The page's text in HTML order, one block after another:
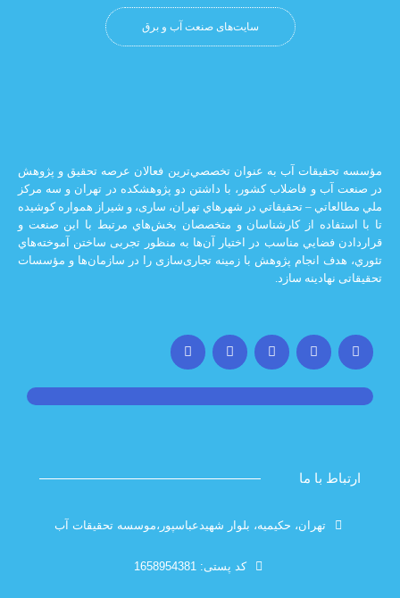
سایت‌های صنعت آب و برق
آب به عنوان تخصصي‌ترين فعالان عرصه تحقيق و پژوهش
و فاضلاب كشور، با داشتن دو پژوهشكده در تهران و سه مركز
– تحقيقاتي در شهرهاي تهران،‌ ساری، و شيراز‌ همواره كوشيده
از كارشناسان و متخصصان بخش‌هاي مرتبط با اين صنعت و
مناسب در اختيار آن‌ها به منظور تجربی ساختن آموخته‌هاي
انجام پژوهش با زمينه تجاری‌سازی را در سازمان‌ها و مؤسسات
سازد.
تهران، حکیمیه، بلوار شهیدعباسپور،موسسه تحقیقات آب